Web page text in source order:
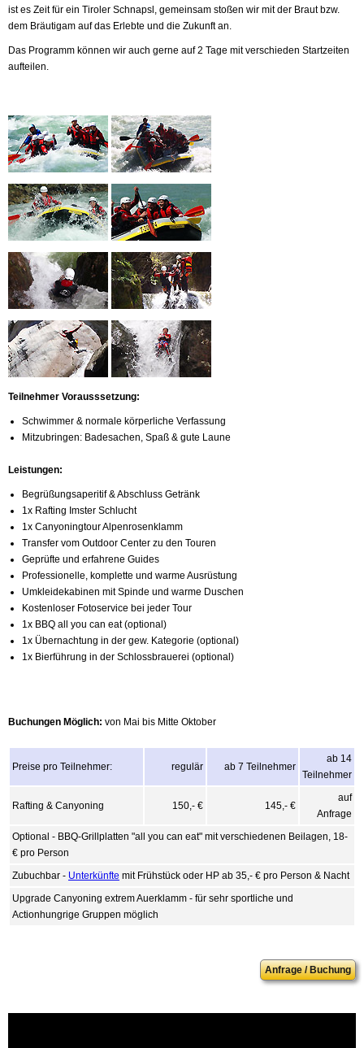
ist es Zeit für ein Tiroler Schnapsl, gemeinsam stoßen wir mit der Braut bzw.
dem Bräutigam auf das Erlebte und die Zukunft an.
Das Programm können wir auch gerne auf 2 Tage mit verschieden Startzeiten
aufteilen.
Teilnehmer Vorausssetzung:
Schwimmer & normale körperliche Verfassung
Mitzubringen: Badesachen, Spaß & gute Laune
Leistungen:
Begrüßungsaperitif & Abschluss Getränk
1x Rafting Imster Schlucht
1x Canyoningtour Alpenrosenklamm
Transfer vom Outdoor Center zu den Touren
Geprüfte und erfahrene Guides
Professionelle, komplette und warme Ausrüstung
Umkleidekabinen mit Spinde und warme Duschen
Kostenloser Fotoservice bei jeder Tour
1x BBQ all you can eat (optional)
1x Übernachtung in der gew. Kategorie (optional)
1x Bierführung in der Schlossbrauerei (optional)
Buchungen Möglich: von Mai bis Mitte Oktober
Preise pro Teilnehmer: regulär ab 7 Teilnehmer
ab 14
Teilnehmer
Rafting & Canyoning 150,- € 145,- €
auf
Anfrage
Optional - BBQ-Grillplatten "all you can eat" mit verschiedenen Beilagen, 18-
€ pro Person
Zubuchbar - Unterkünfte mit Frühstück oder HP ab 35,- € pro Person & Nacht
Upgrade Canyoning extrem Auerklamm - für sehr sportliche und
Actionhungrige Gruppen möglich
Anfrage / Buchung